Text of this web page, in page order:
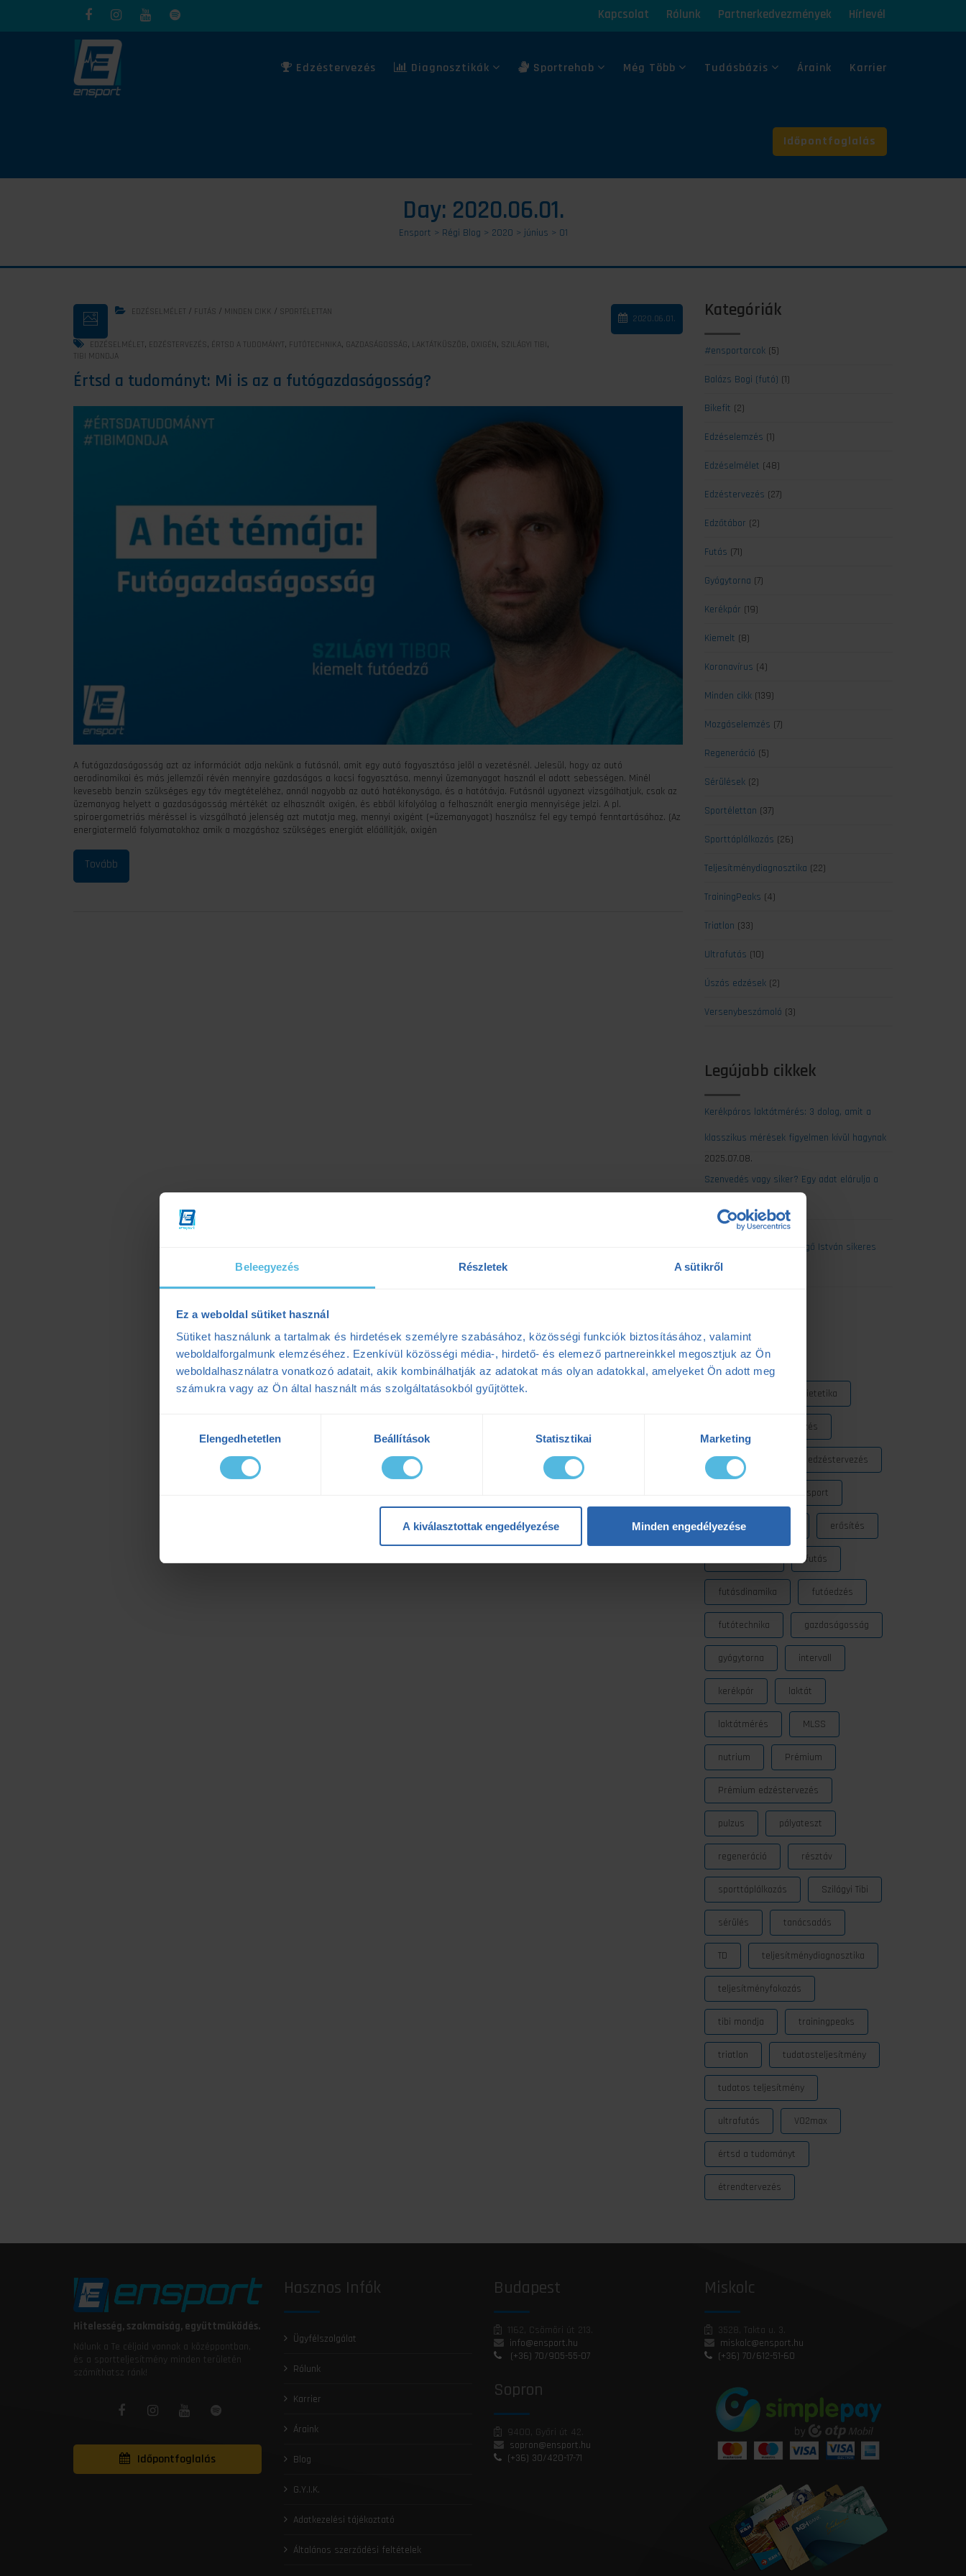
Beleegyezés Részletek A sütikről
Ez a weboldal sütiket használ
Sütiket használunk a tartalmak és hirdetések személyre szabásához, közösségi funkciók biztosításához, valamint
weboldalforgalmunk elemzéséhez. Ezenkívül közösségi média-, hirdető- és elemező partnereinkkel megosztjuk az Ön
weboldalhasználatra vonatkozó adatait, akik kombinálhatják az adatokat más olyan adatokkal, amelyeket Ön adott meg
számukra vagy az Ön által használt más szolgáltatásokból gyűjtöttek.
kiválasztásaElengedhetetlen Beállítások Statisztikai Marketing
A kiválasztottak engedélyezése Minden engedélyezése
Kapcsolat Rólunk Partnerkedvezmények Hírlevél
Edzéstervezés Diagnosztikák Sportrehab Még Több Tudásbázis Áraink Karrier
Időpontfoglalás
Day: 2020.06.01.
Ensport > Régi Blog > 2020 > június > 01
EDZÉSELMÉLET / FUTÁS / MINDEN CIKK / SPORTÉLETTAN
EDZÉSELMÉLET , EDZÉSTERVEZÉS, ÉRTSD A TUDOMÁNYT , FUTÓTECHNIKA, GAZDASÁGOSSÁG , LAKTÁTKÜSZÖB , OXIGÉN, SZILÁGYI TIBI,
TIBI MONDJA
2020.06.01.
Értsd a tudományt: Mi is az a futógazdaságosság?
A futógazdaságosság azt az információt adja nekünk a futásnál, amit egy autó fogyasztása jelöl a vezetésnél. Jelesül, hogy az autó
aerodinamikai és más jellemzői révén mennyire gazdaságos a kocsi fogyasztása, mennyi üzemanyagot használ el adott sebességen. Minél
kevesebb benzin szükséges egy táv megtételéhez, annál nagyobb az autó hatékonysága, és a hatótávja. Futásnál ugyanezt vizsgálhatjuk, csak az
üzemanyag helyett a gazdaságosság mértékét az elhasznált oxigén, és ebből kifolyólag a felhasznált energia mennyisége jelzi. A pl.
spiroergometriás méréssel is vizsgálható jelenség azt mutatja meg, mennyi oxigént (=üzemanyagot) használsz fel egy tempó fenntartásához. (Az
energiatermelő folyamatokhoz amik a mozgáshoz szükséges energiát előállítják, oxigén
Kategóriák
#ensportarcok(5)
Balázs Bogi (futó) (1)
Bikefit (2)
Edzéselemzés (1)
Edzéselmélet (48)
Edzéstervezés (27)
Edzőtábor (2)
Futás (71)
Gyógytorna (7)
Kerékpár (19)
Kiemelt (8)
Koronavírus (4)
Minden cikk(139)
Mozgáselemzés (7)
Regeneráció (5)
Sérülések(2)
Sportélettan (37)
Sporttáplálkozás (26)
Teljesítménydiagnosztika (22)
TrainingPeaks (4)
Triatlon (33)
Ultrafutás (10)
Úszás edzések(2)
Versenybeszámoló (3)
Legújabb cikkek
Kerékpáros laktátmérés: 3 dolog, amit a
klasszikus mérések figyelmen kívül hagynak
2025.07.08.
Szenvedés vagy siker? Egy adat elárulja a
2025.07.07.
Ultrabalaton 2025: Csengő István sikeres
egyéni teljesítése
Címkék
dietetika
edzés
edzéselmélet edzéstervezés
ensport
ENSPORT Prémium erősítés
futás
futásdinamika futóedzés
futótechnika gazdaságosság
gyógytorna intervall
kerékpár laktát
laktátmérés MLSS
nutrium Prémium
Prémium edzéstervezés
pulzus pályateszt
regeneráció résztáv
sporttáplálkozás Szilágyi Tibi
sérülés tanácsadás
TD teljesítménydiagnosztika
teljesítményfokozás
tibi mondja trainingpeaks
triatlon tudatosteljesítmény
tudatos teljesítmény
ultrafutás VO2max
értsd a tudományt
étrendtervezés
Hitelesség, szakmaiság, együttműködés.
Nálunk a Te céljaid vannak a középpontban,
és a sportteljesítmény minden területén
számíthatsz ránk!
Időpontfoglalás
Hasznos Infók
Ügyfélszolgálat
Rólunk
Karrier
Áraink
Blog
G.Y.I.K.
Adatkezelési tájékoztató
Általános szerződési feltételek
Budapest
1162, Csömöri út 213.
info@ensport.hu
(+36) 70/905-55-07
Sopron
9400, Győri út 42.
sopron@ensport.hu
(+36) 30/420-17-71
Miskolc
3528, Takta u. 3.
miskolc@ensport.hu
(+36) 70/612-51-60